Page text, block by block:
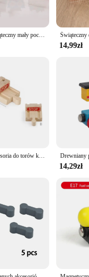
addition to your holiday
bulk, making it convenient
perfect for creating a warm
is not only durable
hanging ornaments and
of the product ensure
Drewniany świąteczny mały pociąg Ozdoby świąteczne Wesołych Świąt Dekoracje do domu Szczęśliwego Nowego Roku 2025 Kreatywne prezenty dla dzieci Naviidad Prezent
14,99zł
Drewniane akcesoria do torów kolejowych Zabawka montażowa Mostek Światło drogowe Puzzle dla dzieci Model z drewna bukowego do wszystkich pociągów Thomas
14,29zł